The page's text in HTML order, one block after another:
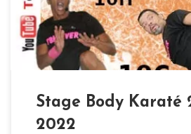
de Thouberville 2 rue des Champs
Stage Body Karaté
2022